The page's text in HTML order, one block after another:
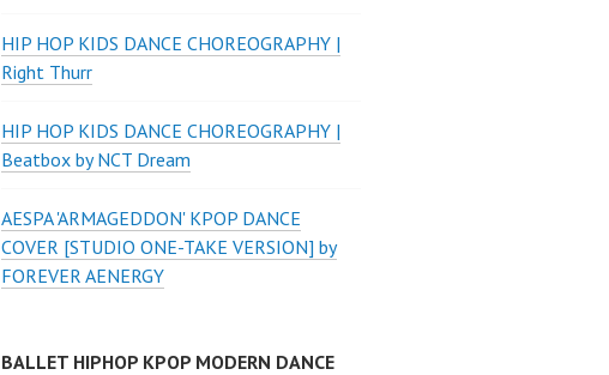
HIP HOP KIDS DANCE CHOREOGRAPHY |
Right Thurr
HIP HOP KIDS DANCE CHOREOGRAPHY |
Beatbox by NCT Dream
AESPA 'ARMAGEDDON' KPOP DANCE
COVER [STUDIO ONE-TAKE VERSION] by
FOREVER AENERGY
BALLET HIPHOP KPOP MODERN DANCE